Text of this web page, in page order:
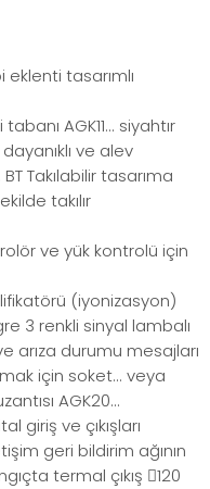
eklenti tasarımlı
AGK11... siyahtır
ve alev
Takılabilir tasarıma
takılır
ve yük kontrolü için
(iyonizasyon)
3 renkli sinyal lambalı
arıza durumu mesajları
için soket... veya
AGK20...
giriş ve çıkışları
geri bildirim ağının
termal çıkış 120